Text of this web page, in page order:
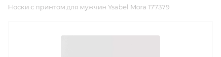
Носки с принтом для мужчин Ysabel Mora 177379